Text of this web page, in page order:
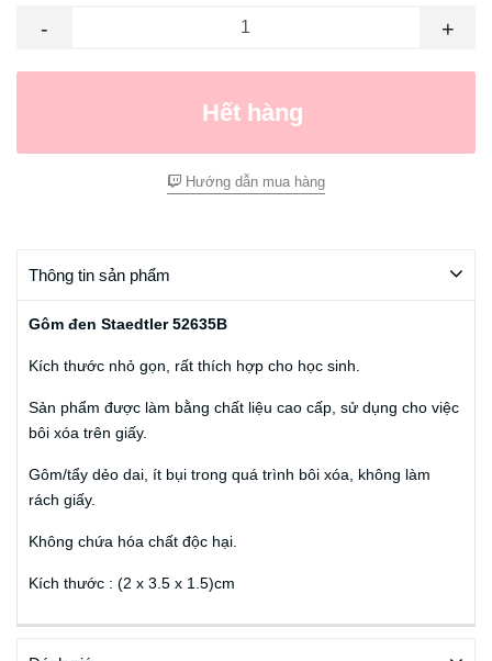
- +
Hết hàng
Hướng dẫn mua hàng
Thông tin sản phẩm
Gôm đen Staedtler 52635B
Kích thước nhỏ gọn, rất thích hợp cho học sinh.
Sản phẩm được làm bằng chất liệu cao cấp, sử dụng cho việc
bôi xóa trên giấy.
Gôm/tẩy dẻo dai, ít bụi trong quá trình bôi xóa, không làm
rách giấy.
Không chứa hóa chất độc hại.
Kích thước : (2 x 3.5 x 1.5)cm